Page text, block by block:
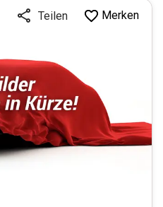
Teilen Merken